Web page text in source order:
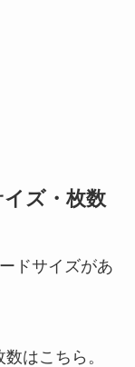
ズ・枚数
ドサイズがあ
はこちら。